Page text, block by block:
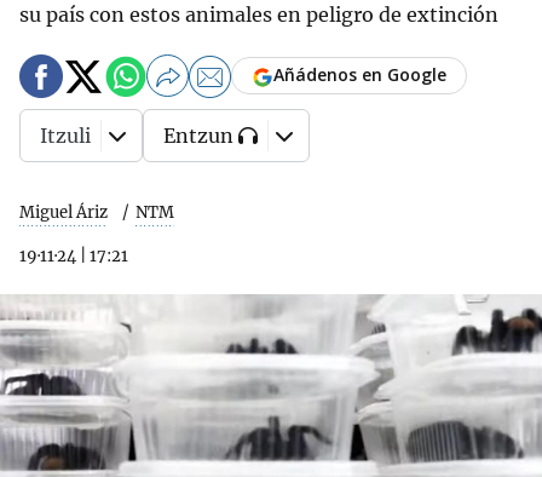
su país con estos animales en peligro de extinción
Miguel Áriz NTM
19·11·24 17:21
Añádenos en Google
Itzuli Entzun